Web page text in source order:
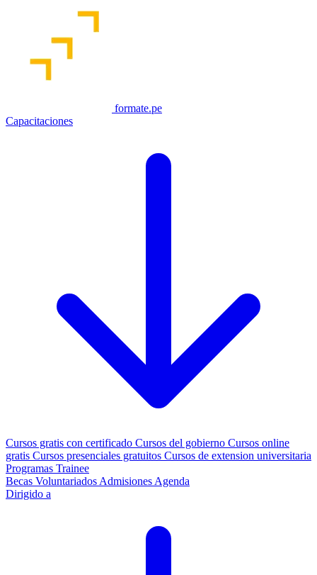
formate.pe
Capacitaciones
Cursos gratis con certificado Cursos del gobierno Cursos online
gratis Cursos presenciales gratuitos Cursos de extension universitaria
Programas Trainee
Becas Voluntariados Admisiones Agenda
Dirigido a